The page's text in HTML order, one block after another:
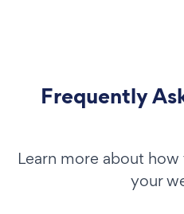
Frequently
Learn more about
your